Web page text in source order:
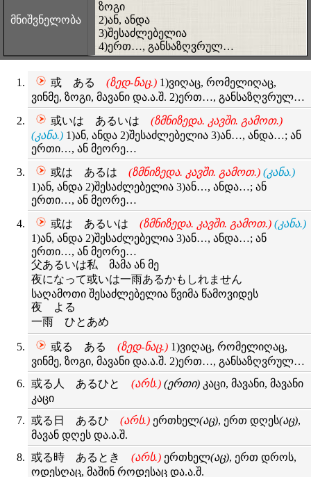
მნიშვნელობა
ზოგი
2)ან, ანდა
3)შესაძლებელია
4)ერთ…, განსაზღვრულ…
或 ある (ზედ-ნაც.) 1)ვიღაც, რომელიღაც,
ვინმე, ზოგი, მავანი და.ა.შ. 2)ერთ…, განსაზღვრულ…
或いは あるいは (ზმნიზედა. კავში. გამოთ.)
(კანა.) 1)ან, ანდა 2)შესაძლებელია 3)ან…, ანდა…; ან
ერთი…, ან მეორე…
或は あるは (ზმნიზედა. კავში. გამოთ.) (კანა.)
1)ან, ანდა 2)შესაძლებელია 3)ან…, ანდა…; ან
ერთი…, ან მეორე…
或は あるいは (ზმნიზედა. კავში. გამოთ.) (კანა.)
1)ან, ანდა 2)შესაძლებელია 3)ან…, ანდა…; ან
ერთი…, ან მეორე…
父あるいは私 მამა ან მე
夜になって或いは一雨あるかもしれません
საღამოთი შესაძლებელია წვიმა წამოვიდეს
夜 よる
一雨 ひとあめ
或る ある (ზედ-ნაც.) 1)ვიღაც, რომელიღაც,
ვინმე, ზოგი, მავანი და.ა.შ. 2)ერთ…, განსაზღვრულ…
或る人 あるひと (არს.) (ერთი) კაცი, მავანი, მავანი
კაცი
或る日 あるひ (არს.) ერთხელ(აც), ერთ დღეს(აც),
მავან დღეს და.ა.შ.
或る時 あるとき (არს.) ერთხელ(აც), ერთ დროს,
ოდესღაც, მაშინ როდესაც და.ა.შ.